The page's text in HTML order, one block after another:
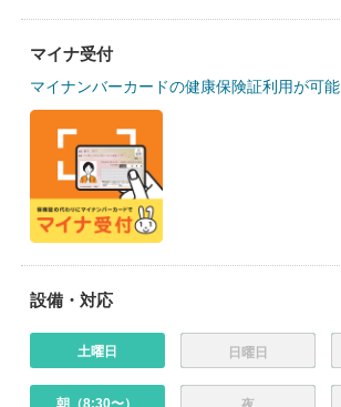
マイナ受付
マイナンバーカードの健康保険証利用が可能
設備・対応
土曜日 日曜日
朝（8:30〜）